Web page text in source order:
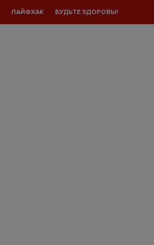
ЛАЙФХАК БУДЬТЕ ЗДОРОВЫ!